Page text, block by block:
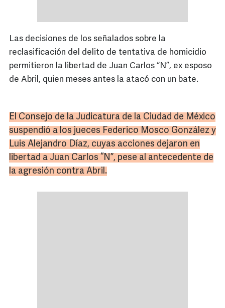
Las decisiones de los señalados sobre la
reclasificación del delito de tentativa de homicidio
permitieron la libertad de Juan Carlos “N”, ex esposo
de Abril, quien meses antes la atacó con un bate.
El Consejo de la Judicatura de la Ciudad de México
suspendió a los jueces Federico Mosco González y
Luis Alejandro Díaz, cuyas acciones dejaron en
libertad a Juan Carlos “N”, pese al antecedente de
la agresión contra Abril.